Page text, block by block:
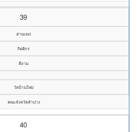
39
สามเณร
กิตติกร
ดีงาม
วัดบ้านใหม่
คณะจังหวัดลำปาง
40